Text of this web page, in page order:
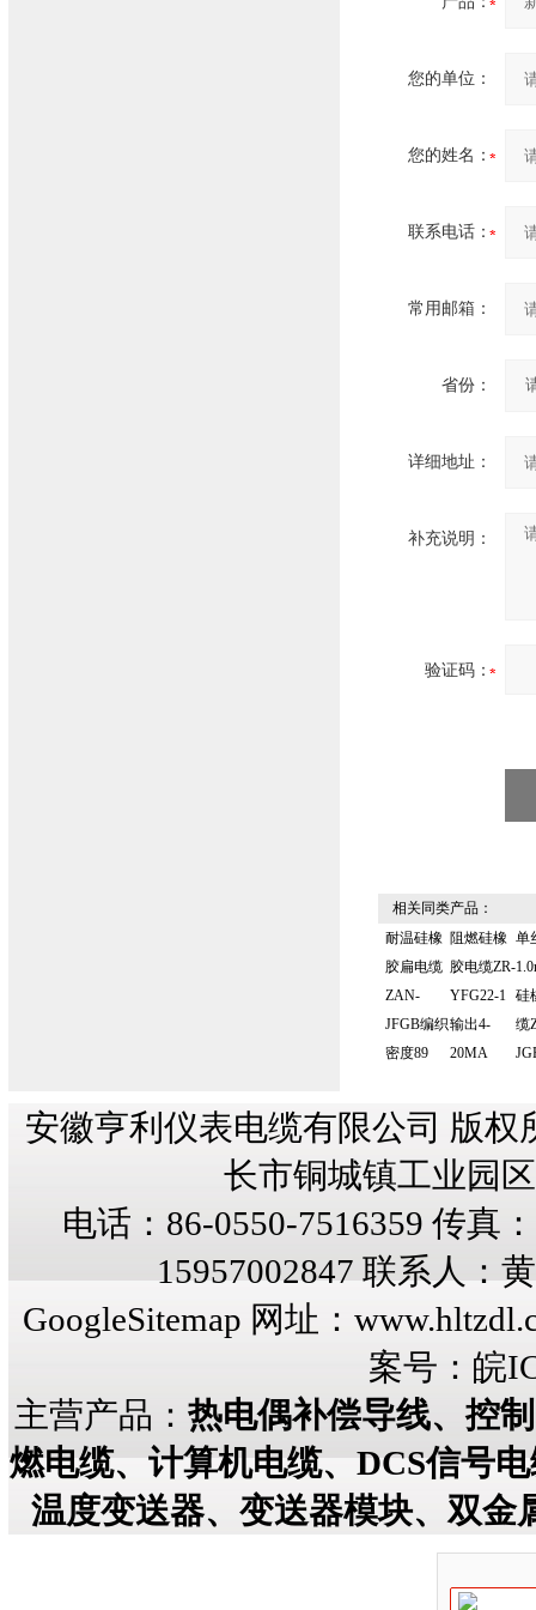
您的单位：
您的姓名：
联系电话：
常用邮箱：
省份：
详细地址：
补充说明：
验证码：
相关同类产品：
耐温硅橡
胶扁电缆
ZAN-
JFGB编织
密度89
阻燃硅橡
胶电缆ZR-
YFG22-1
输出4-
20MA
单
硅
缆
安徽亨利仪表电缆有限公司 版权
长市铜城镇工业园
电话：86-0550-7516359 传真
15957002847 联系人：
GoogleSitemap 网址：
案号： 皖
主营产品： 热电偶补偿导线、控
燃电缆、计算机电缆、DCS信号
温度变送器、变送器模块、双金